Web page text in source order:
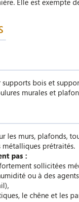
bois et
murales et
les murs, plafonds,
métalliques prétraités.
pas :
sollicitées
ou à des
le chêne et les